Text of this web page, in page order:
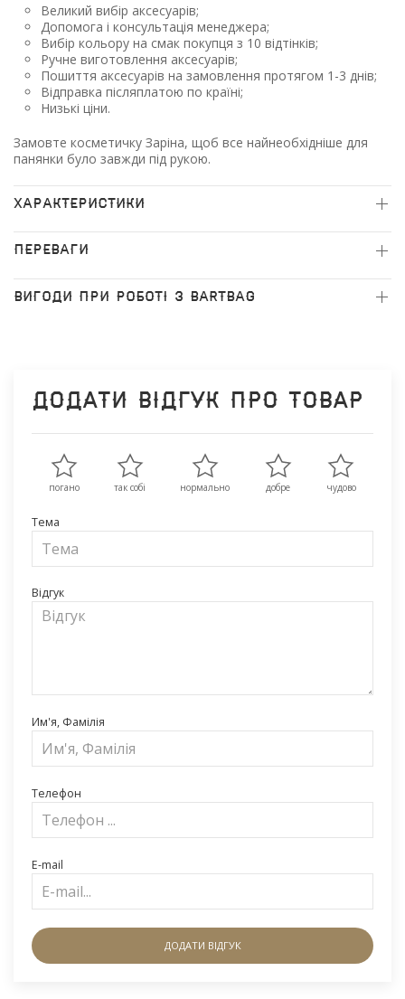
Великий вибір аксесуарів;
Допомога і консультація менеджера;
Вибір кольору на смак покупця з 10 відтінків;
Ручне виготовлення аксесуарів;
Пошиття аксесуарів на замовлення протягом 1-3 днів;
Відправка післяплатою по країні;
Низькі ціни.
Замовте косметичку Заріна, щоб все найнеобхідніше для
панянки було завжди під рукою.
ХАРАКТЕРИСТИКИ
ПЕРЕВАГИ
ВИГОДИ ПРИ РОБОТІ З BARTBAG
Додати відгук про товар
погано так собі нормально добре чудово
Тема
Відгук
Им'я, Фамілія
Телефон
E-mail
ДОДАТИ ВІДГУК